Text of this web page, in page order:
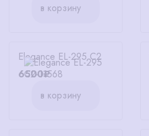
в корзину
Elegance EL-295 C2
6500₽
в корзину